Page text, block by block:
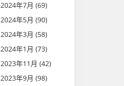
2024年7月 (69)
2024年5月 (90)
2024年3月 (58)
2024年1月 (73)
2023年11月 (42)
2023年9月 (98)